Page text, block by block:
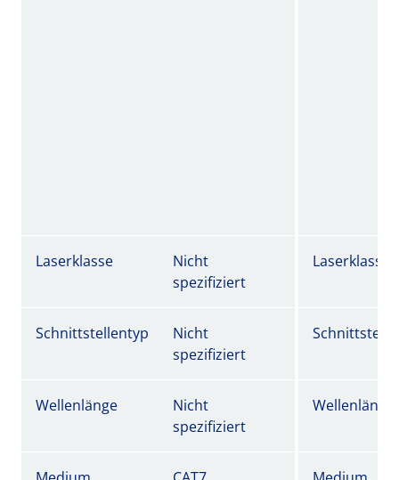
Laserklasse
Nicht
spezifiziert
Laserklasse
Schnittstellentyp
Nicht
spezifiziert
Wellenlänge
Nicht
spezifiziert
Wellenlänge